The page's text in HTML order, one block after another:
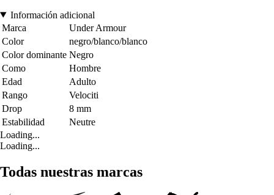
Información adicional
Marca
Under Armour
Color
negro/blanco/blanco
Color dominante Negro
Como
Hombre
Edad
Adulto
Rango
Velociti
Drop
8 mm
Estabilidad
Neutre
Loading...
Loading...
Todas nuestras marcas